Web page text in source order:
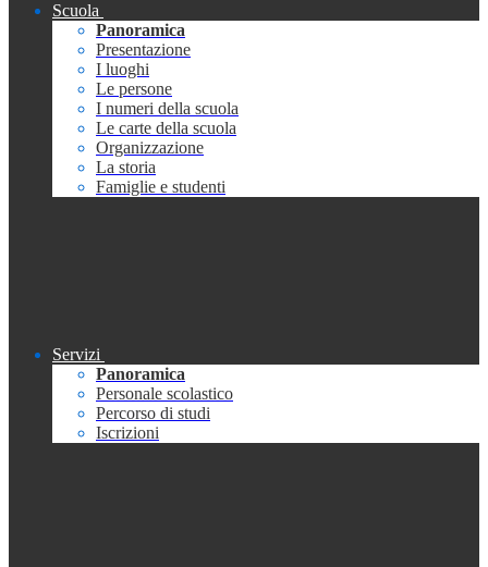
Scuola
Panoramica
Presentazione
I luoghi
Le persone
I numeri della scuola
Le carte della scuola
Organizzazione
La storia
Famiglie e studenti
Servizi
Panoramica
Personale scolastico
Percorso di studi
Iscrizioni